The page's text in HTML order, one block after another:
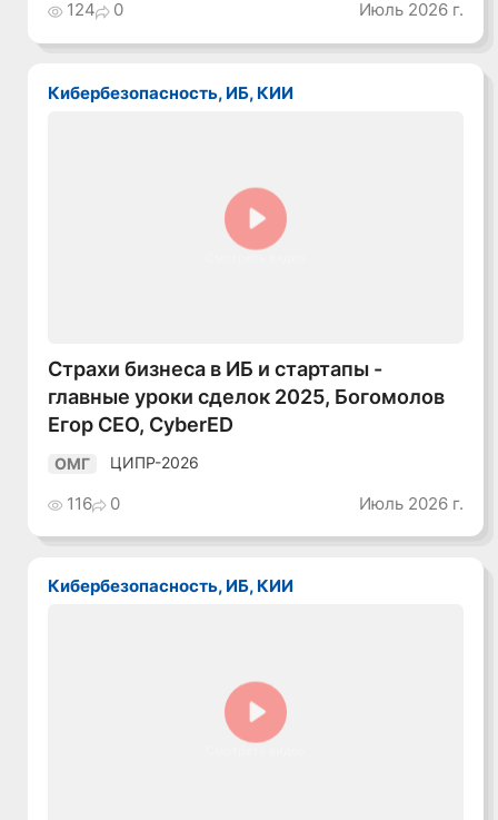
124 0 Июль 2026 г.
Кибербезопасность, ИБ, КИИ
Страхи бизнеса в ИБ и стартапы -
главные уроки сделок 2025, Богомолов
Егор CEO, CyberED
ОМГ ЦИПР-2026
116 0 Июль 2026 г.
Кибербезопасность, ИБ, КИИ